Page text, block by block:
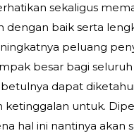
sekaligus
dengan baik serta
peluang
besar bagi
dapat
untuk.
hal ini nantinya